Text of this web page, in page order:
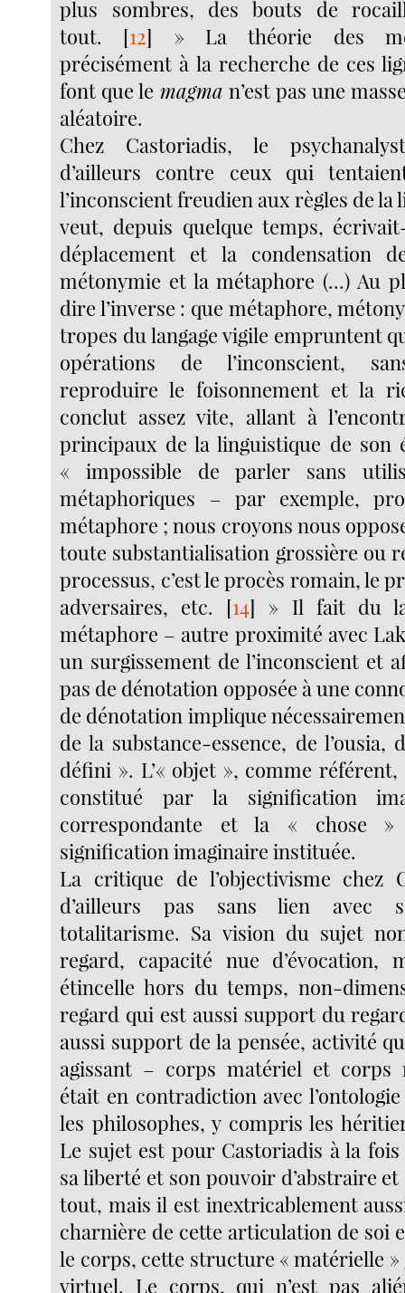
plus sombres, des bouts de
tout. [12] » La théorie des
précisément à la recherche de ces
font que le magma n’est pas une
aléatoire.
Chez Castoriadis, le
d’ailleurs contre ceux qui
l’inconscient freudien aux règles de la
veut, depuis quelque temps,
déplacement et la condensation
métonymie et la métaphore (...) Au
dire l’inverse : que métaphore,
tropes du langage vigile empruntent
opérations de l’inconscient,
reproduire le foisonnement et la
conclut assez vite, allant à
principaux de la linguistique de son
« impossible de parler sans
métaphoriques – par exemple,
métaphore ; nous croyons nous
toute substantialisation grossière ou
processus, c’est le procès romain, le
adversaires, etc. [14] » Il fait du
métaphore – autre proximité avec
un surgissement de l’inconscient et
pas de dénotation opposée à une
de dénotation implique
de la substance-essence, de l’ousia,
défini ». L’« objet », comme
constitué par la signification
correspondante et la « chose
signification imaginaire instituée.
La critique de l’objectivisme chez
d’ailleurs pas sans lien avec
totalitarisme. Sa vision du sujet
regard, capacité nue d’évocation,
étincelle hors du temps, non-
regard qui est aussi support du
aussi support de la pensée, activité
agissant – corps matériel et corps
était en contradiction avec
les philosophes, y compris les
Le sujet est pour Castoriadis à la
sa liberté et son pouvoir d’abstraire et
tout, mais il est inextricablement
charnière de cette articulation de soi
le corps, cette structure « matérielle »
virtuel. Le corps, qui n’est pas